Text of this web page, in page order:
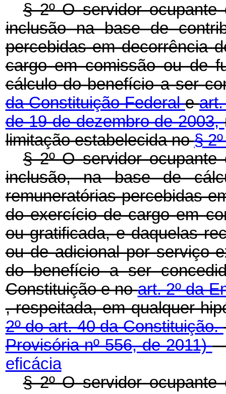
§ 2º O servidor
inclusão na base de
percebidas em decorrência
cargo em comissão ou de
cálculo do benefício a ser
da Constituição Federale
de 19 de dezembro de 2003,
limitação estabelecida no§
§ 2º O servidor
inclusão, na base de
remuneratórias percebidas
do exercício de cargo em
ou gratificada, e daquelas
ou de adicional por serviço
do benefício a ser
Constituição e noart. 2º da
, respeitada, em qualquer
2º do art. 40 da Constituição.
Provisória nº 556, de 2011)
eficácia
§ 2º O servidor